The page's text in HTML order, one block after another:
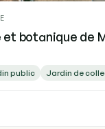
botanique de
public Jardin de